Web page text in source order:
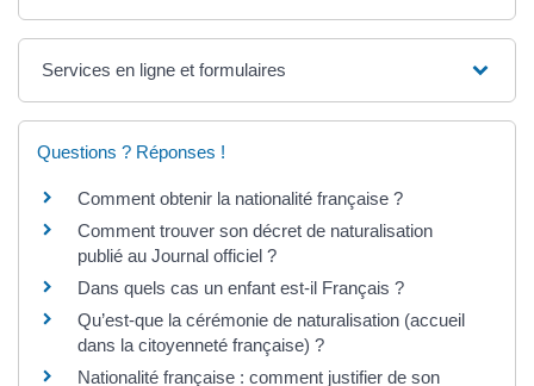
Services en ligne et formulaires
Questions ? Réponses !
Comment obtenir la nationalité française ?
Comment trouver son décret de naturalisation
publié au Journal officiel ?
Dans quels cas un enfant est-il Français ?
Qu’est-que la cérémonie de naturalisation (accueil
dans la citoyenneté française) ?
Nationalité française : comment justifier de son